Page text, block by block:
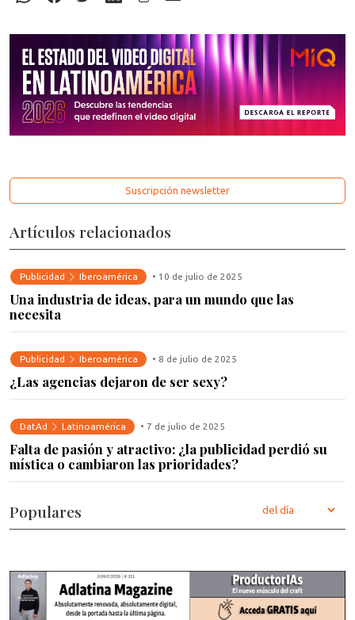
Suscripción newsletter
Artículos relacionados
Publicidad Iberoamérica • 10 de julio de 2025
Una industria de ideas, para un mundo que las
necesita
Publicidad Iberoamérica • 8 de julio de 2025
¿Las agencias dejaron de ser sexy?
DatAd Latinoamérica • 7 de julio de 2025
Falta de pasión y atractivo: ¿la publicidad perdió su
mística o cambiaron las prioridades?
Populares